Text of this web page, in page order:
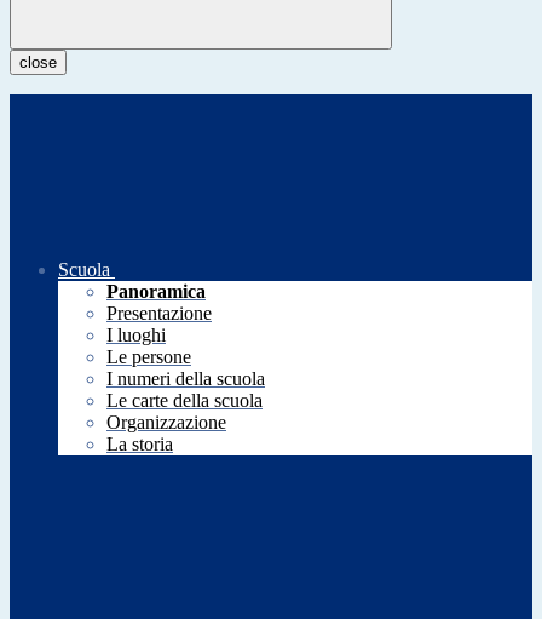
close
Scuola
Panoramica
Presentazione
I luoghi
Le persone
I numeri della scuola
Le carte della scuola
Organizzazione
La storia